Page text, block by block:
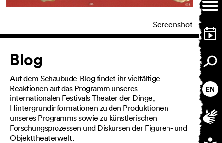
AGB
Datenschutz
Barrierefreiheitserklärung
Screenshot
Artikel
Blog
Auf dem Schaubude-Blog findet ihr vielfältige
Reaktionen auf das Programm unseres
internationalen Festivals Theater der Dinge,
Hintergrundinformationen zu den Produktionen
unseres Programms sowie zu künstlerischen
Forschungsprozessen und Diskursen der Figuren- und
Objekttheaterwelt.